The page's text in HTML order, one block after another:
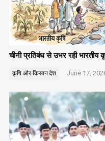
चीनी प्रतिबंध से उभर रही भारतीय
कृषि और किसानदेश June 17,